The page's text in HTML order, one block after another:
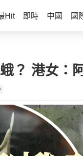
Hit 即時 中國 國
？ 港女：